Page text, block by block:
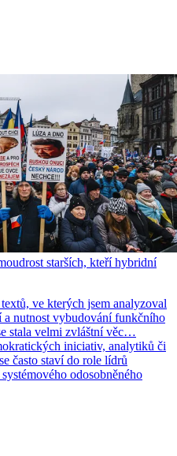
starších, kteří hybridní
ve kterých jsem analyzoval
nutnost vybudování funkčního
stala velmi zvláštní věc…
iniciativ, analytiků či
často staví do role lídrů
odosobněného